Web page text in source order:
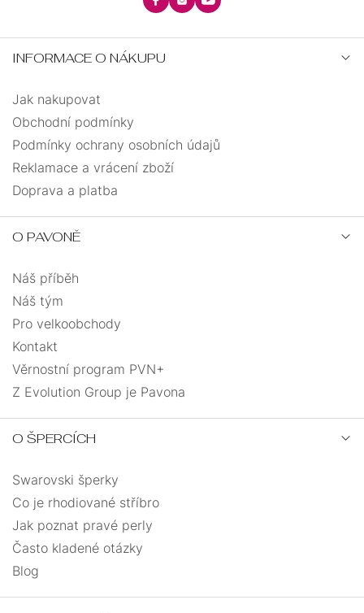
INFORMACE O NÁKUPU
Jak nakupovat
Obchodní podmínky
Podmínky ochrany osobních údajů
Reklamace a vrácení zboží
Doprava a platba
O PAVONĚ
Náš příběh
Náš tým
Pro velkoobchody
Kontakt
Věrnostní program PVN+
Z Evolution Group je Pavona
O ŠPERCÍCH
Swarovski šperky
Co je rhodiované stříbro
Jak poznat pravé perly
Často kladené otázky
Blog